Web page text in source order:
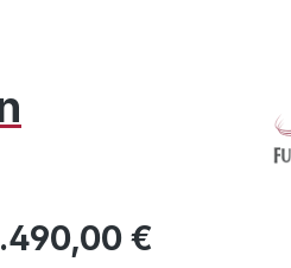
Preis: €